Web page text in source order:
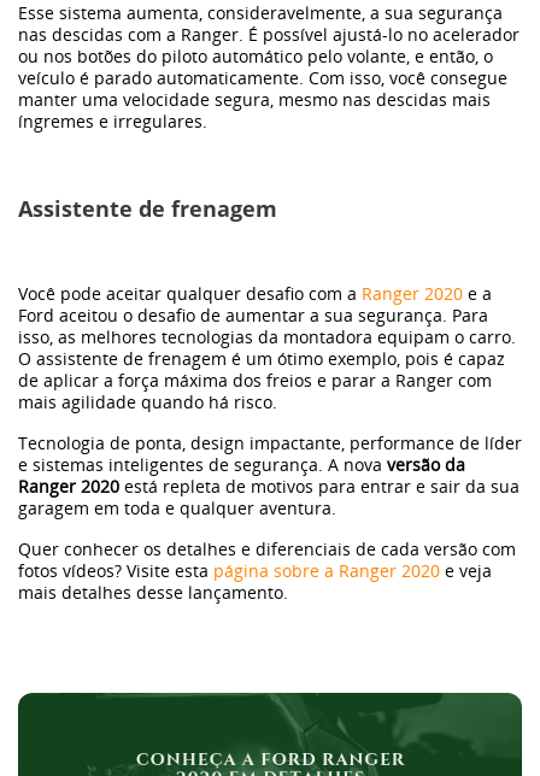
Esse sistema aumenta, consideravelmente, a sua segurança
nas descidas com a Ranger. É possível ajustá-lo no acelerador
ou nos botões do piloto automático pelo volante, e então, o
veículo é parado automaticamente. Com isso, você consegue
manter uma velocidade segura, mesmo nas descidas mais
íngremes e irregulares.
Assistente de frenagem
Você pode aceitar qualquer desafio com a Ranger 2020 e a
Ford aceitou o desafio de aumentar a sua segurança. Para
isso, as melhores tecnologias da montadora equipam o carro.
O assistente de frenagem é um ótimo exemplo, pois é capaz
de aplicar a força máxima dos freios e parar a Ranger com
mais agilidade quando há risco.
Tecnologia de ponta, design impactante, performance de líder
e sistemas inteligentes de segurança. A nova versão da
Ranger 2020 está repleta de motivos para entrar e sair da sua
garagem em toda e qualquer aventura.
Quer conhecer os detalhes e diferenciais de cada versão com
fotos vídeos? Visite esta página sobre a Ranger 2020 e veja
mais detalhes desse lançamento.